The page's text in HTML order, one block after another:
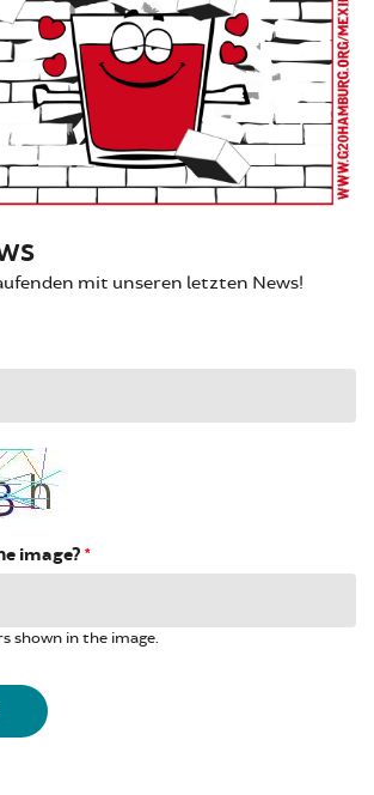
mit unseren letzten News!
image? *
shown in the image.